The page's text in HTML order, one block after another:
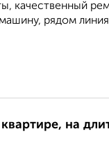
качественный
рядом
на